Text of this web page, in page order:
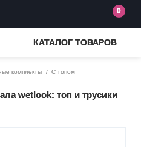
0
КАТАЛОГ ТОВАРОВ
комплекты С топом
wetlook: топ и трусики